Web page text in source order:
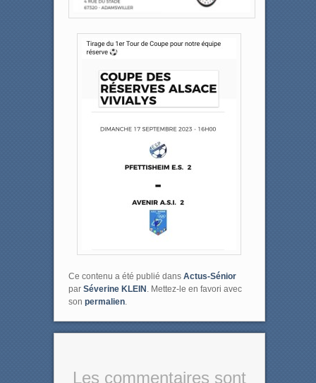
Ce contenu a été publié dans Actus-Sénior
par Séverine KLEIN . Mettez-le en favori avec
son permalien.
Les commentaires sont